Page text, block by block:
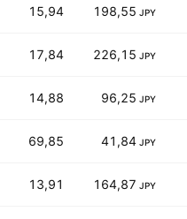
15,94 198,55 JPY
17,84 226,15 JPY
14,88 96,25 JPY
69,85 41,84 JPY
13,91 164,87 JPY